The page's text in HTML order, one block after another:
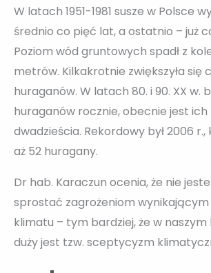
W latach 1951-1981 susze w Polsce
średnio co pięć lat, a ostatnio – już
Poziom wód gruntowych spadł z
metrów. Kilkakrotnie zwiększyła się
huraganów. W latach 80. i 90. XX w.
huraganów rocznie, obecnie jest
dwadzieścia. Rekordowy był 2006 r.,
aż 52 huragany.
Dr hab. Karaczun ocenia, że nie
sprostać zagrożeniom wynikającym
klimatu – tym bardziej, że w naszym
duży jest tzw. sceptycyzm